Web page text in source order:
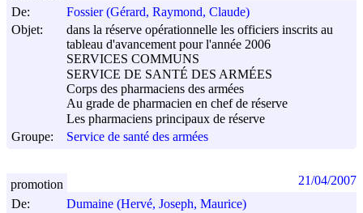
De:
Fossier (Gérard, Raymond, Claude)
Objet:
dans la réserve opérationnelle les officiers inscrits au
tableau d'avancement pour l'année 2006
SERVICES COMMUNS
SERVICE DE SANTÉ DES ARMÉES
Corps des pharmaciens des armées
Au grade de pharmacien en chef de réserve
Les pharmaciens principaux de réserve
Groupe:
Service de santé des armées
De:
Dumaine (Hervé, Joseph, Maurice)
promotion 21/04/2007